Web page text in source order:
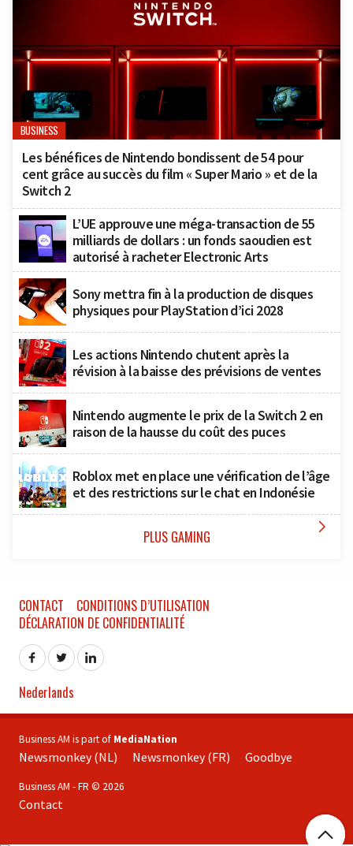
BUSINESS
Les bénéfices de Nintendo bondissent de 54 pour
cent grâce au succès du film « Super Mario » et de la
Switch 2
L’UE approuve une méga-transaction de 55
milliards de dollars : un fonds saoudien est
autorisé à racheter Electronic Arts
Sony mettra fin à la production de disques
physiques pour PlayStation d’ici 2028
Les actions Nintendo chutent après la
révision à la baisse des prévisions de ventes
Nintendo augmente le prix de la Switch 2 en
raison de la hausse du coût des puces
Roblox met en place une vérification de l’âge
et des restrictions sur le chat en Indonésie
PLUS GAMING 

CONTACT
CONDITIONS D’UTILISATION
DÉCLARATION DE CONFIDENTIALITÉ
Nederlands
Business AM is part of MediaNation
Newsmonkey (NL) Newsmonkey (FR) Goodbye
Business AM - FR © 2026
Contact